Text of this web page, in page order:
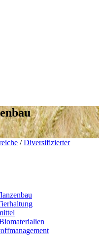
/ Diversifizierter